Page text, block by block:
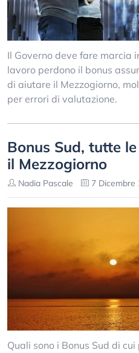
Il Governo deve fare marcia
lavoro perdono il bonus
di aiutare il Mezzogiorno,
per errori di valutazione.
Bonus Sud, tutte
il Mezzogiorno
Nadia Pascale 7 Dicembre
Quali sono i Bonus Sud di